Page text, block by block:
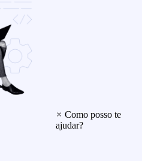
× Como posso te
ajudar?